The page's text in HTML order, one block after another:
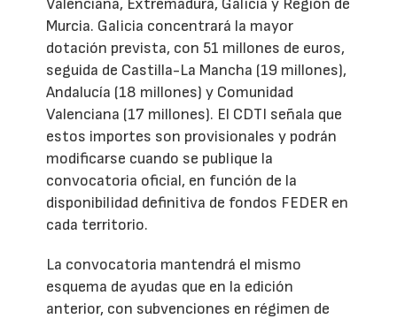
Murcia. Galicia concentrará la mayor
dotación prevista, con 51 millones de euros,
seguida de Castilla-La Mancha (19 millones),
Andalucía (18 millones) y Comunidad
Valenciana (17 millones). El CDTI señala que
estos importes son provisionales y podrán
modificarse cuando se publique la
convocatoria oficial, en función de la
disponibilidad definitiva de fondos FEDER en
cada territorio.
La convocatoria mantendrá el mismo
esquema de ayudas que en la edición
anterior, con subvenciones en régimen de